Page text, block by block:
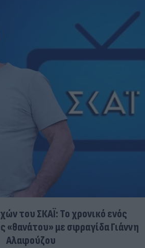
του ΣΚΑΪ: Το χρονικό ενός
«θανάτου» με σφραγίδα Γιάννη
Αλαφούζου